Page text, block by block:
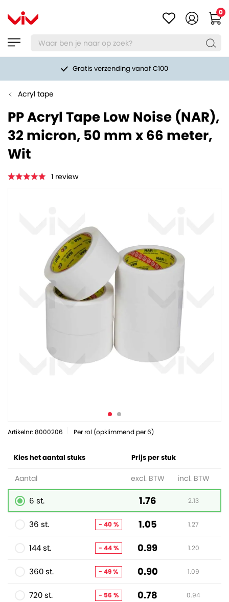
0
Gratis verzending vanaf €100
Acryl tape
PP Acryl Tape Low Noise (NAR),
32 micron, 50 mm x 66 meter,
Wit
1 review
Artikelnr: 8000206 Per rol (opklimmend per 6)
Kies het aantal stuks Prijs per stuk
Aantal excl. BTW incl. BTW
6 st. 1.76 2.13
36 st. - 40 % 1.05 1.27
144 st. - 44 % 0.99 1.20
360 st. - 49 % 0.90 1.09
720 st. - 56 % 0.78 0.94